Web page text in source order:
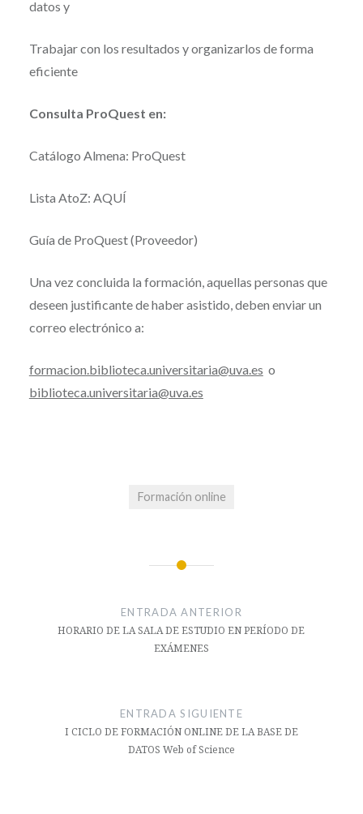
datos y
Trabajar con los resultados y organizarlos de forma
eficiente
Consulta ProQuest en:
Catálogo Almena: ProQuest
Lista AtoZ: AQUÍ
Guía de ProQuest (Proveedor)
Una vez concluida la formación, aquellas personas que
deseen justificante de haber asistido, deben enviar un
correo electrónico a:
formacion.biblioteca.universitaria@uva.es o
biblioteca.universitaria@uva.es
Formación online
entradas
ENTRADA ANTERIOR
HORARIO DE LA SALA DE ESTUDIO EN PERÍODO DE
EXÁMENES
ENTRADA SIGUIENTE
I CICLO DE FORMACIÓN ONLINE DE LA BASE DE
DATOS Web of Science